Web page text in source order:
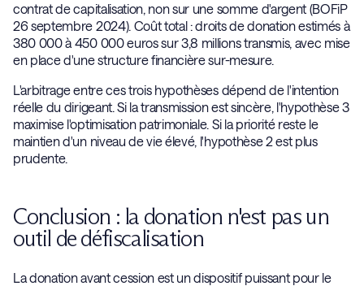
contrat de capitalisation, non sur une somme d'argent (BOFiP
26 septembre 2024). Coût total : droits de donation estimés à
380 000 à 450 000 euros sur 3,8 millions transmis, avec mise
en place d'une structure financière sur-mesure.
L'arbitrage entre ces trois hypothèses dépend de l'intention
réelle du dirigeant. Si la transmission est sincère, l'hypothèse 3
maximise l'optimisation patrimoniale. Si la priorité reste le
maintien d'un niveau de vie élevé, l'hypothèse 2 est plus
prudente.
Conclusion : la donation n'est pas un
outil de défiscalisation
La donation avant cession est un dispositif puissant pour le